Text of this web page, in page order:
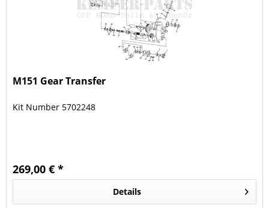
M151 Gear Transfer
Kit Number 5702248
269,00 € *
Details